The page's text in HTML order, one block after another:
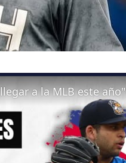
a la MLB este año"